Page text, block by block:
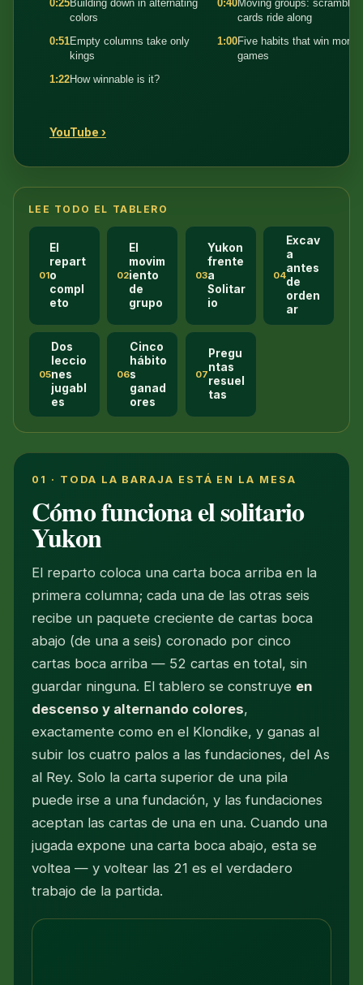
0:25Building down in alternating
colors
0:40Moving groups: scrambled
cards ride along
0:51Empty columns take only
kings
1:00Five habits that win more
games
1:22How winnable is it?
YouTube ›
LEE TODO EL TABLERO
01
El
repart
o
compl
eto
02
El
movim
iento
de
grupo
03
Yukon
frente
a
Solitar
io
04
Excav
a
antes
de
orden
ar
05
Dos
leccio
nes
jugabl
es
06
Cinco
hábito
s
ganad
ores
07
Pregu
ntas
resuel
tas
01 · TODA LA BARAJA ESTÁ EN LA MESA
Cómo funciona el solitario
Yukon
El reparto coloca una carta boca arriba en la
primera columna; cada una de las otras seis
recibe un paquete creciente de cartas boca
abajo (de una a seis) coronado por cinco
cartas boca arriba — 52 cartas en total, sin
guardar ninguna. El tablero se construye en
descenso y alternando colores,
exactamente como en el Klondike, y ganas al
subir los cuatro palos a las fundaciones, del As
al Rey. Solo la carta superior de una pila
puede irse a una fundación, y las fundaciones
aceptan las cartas de una en una. Cuando una
jugada expone una carta boca abajo, esta se
voltea — y voltear las 21 es el verdadero
trabajo de la partida.